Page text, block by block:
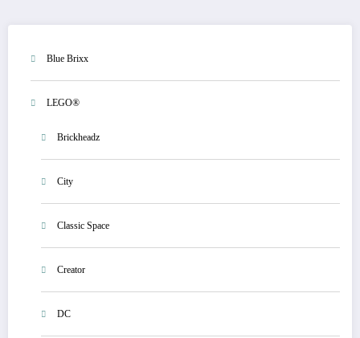
Blue Brixx
LEGO®
Brickheadz
City
Classic Space
Creator
DC